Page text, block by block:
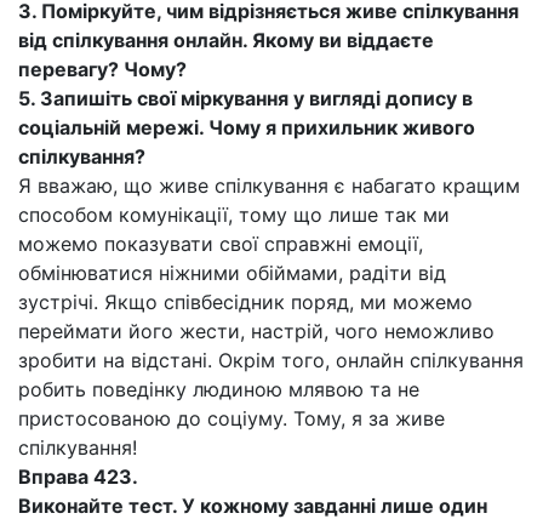
3. Поміркуйте, чим відрізняється живе спілкування
від спілкування онлайн. Якому ви віддаєте
перевагу? Чому?
5. Запишіть свої міркування у вигляді допису в
соціальній мережі. Чому я прихильник живого
спілкування?
Я вважаю, що живе спілкування є набагато кращим
способом комунікації, тому що лише так ми
можемо показувати свої справжні емоції,
обмінюватися ніжними обіймами, радіти від
зустрічі. Якщо співбесідник поряд, ми можемо
переймати його жести, настрій, чого неможливо
зробити на відстані. Окрім того, онлайн спілкування
робить поведінку людиною млявою та не
пристосованою до соціуму. Тому, я за живе
спілкування!
Вправа 423.
Виконайте тест. У кожному завданні лише один